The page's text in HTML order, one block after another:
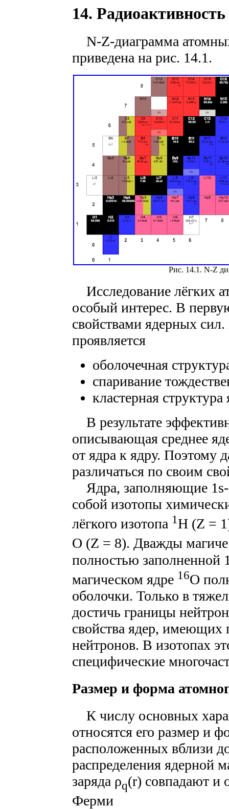
14.
N-Z-диаграмма
приведена на рис. 14.1.
Рис. 14.1. N-Z
Исследование лёгких
особый интерес. В
свойствами ядерных
проявляется
оболочечная
спаривание
кластерная структура
В результате
описывающая среднее
от ядра к ядру. Поэтому
различаться по своим
Ядра, заполняющие 1s-
собой изотопы
лёгкого изотопа 1H (Z =
O (Z = 8). Дважды
полностью заполненной
магическом ядре 16O
оболочки. Только в
достичь границы
свойства ядер,
нейтронов. В изотопах
специфические
Размер и форма
К числу основных
относятся его размер и
расположенных вблизи
распределения ядерной
заряда ρq(r) совпадают и
Ферми